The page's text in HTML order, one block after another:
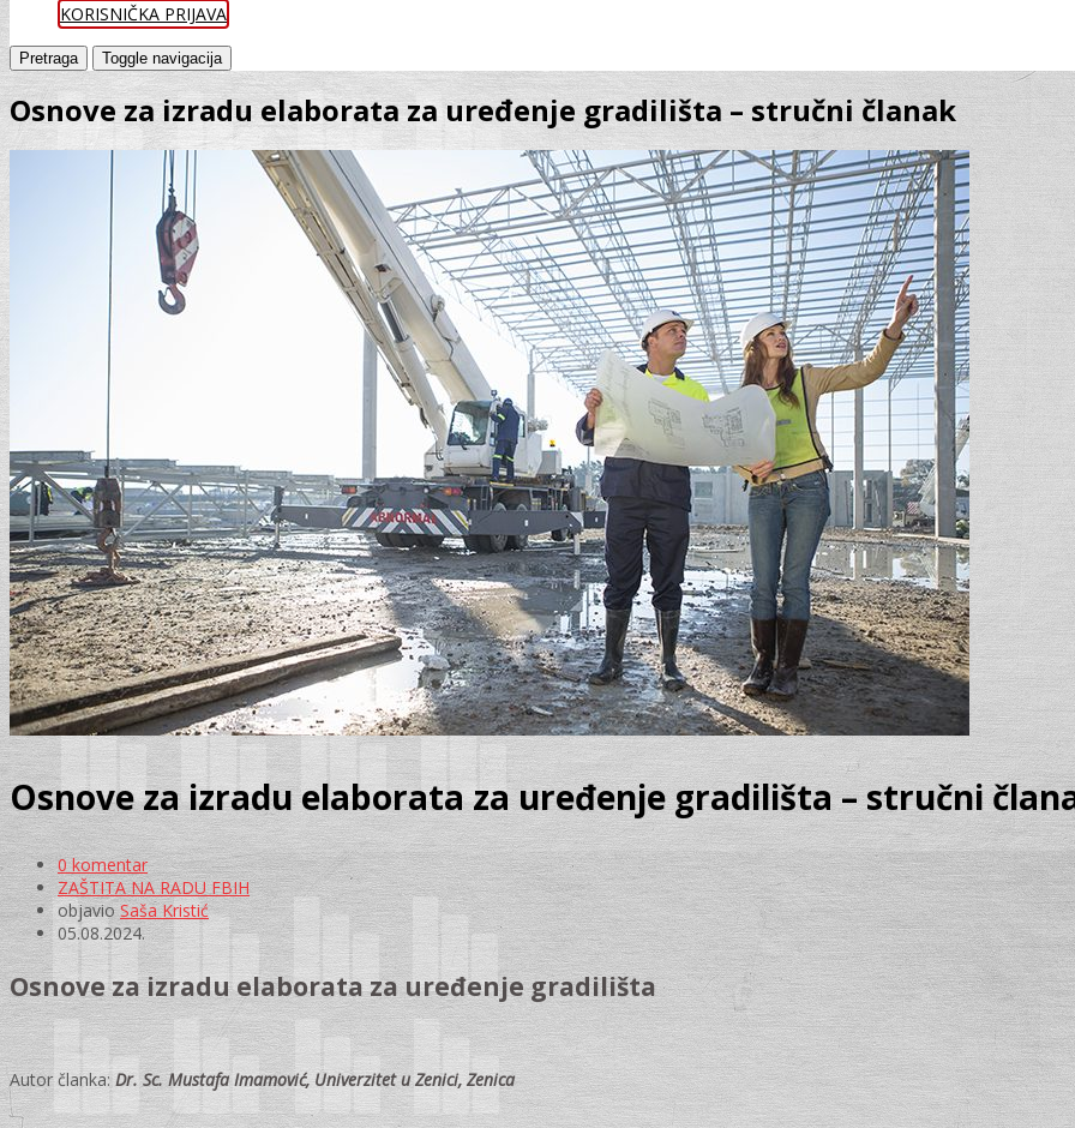
KORISNIČKA PRIJAVA
Pretraga Toggle navigacija
Osnove za izradu elaborata za uređenje gradilišta – stručni članak
Osnove za izradu elaborata za uređenje gradilišta – stručni
0 komentar
ZAŠTITA NA RADU FBIH
objavioSaša Kristić
05.08.2024.
Osnove za izradu elaborata za uređenje gradilišta
Autor članka: Dr. Sc. Mustafa Imamović, Univerzitet u Zenici, Zenica